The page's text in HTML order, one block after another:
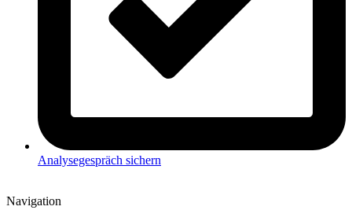
Analysegespräch sichern
Navigation